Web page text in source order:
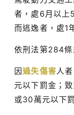
者，處6月以上
而逃逸者，處1
依刑法第284條
因過失傷害人
元以下罰金；
或30萬元以下